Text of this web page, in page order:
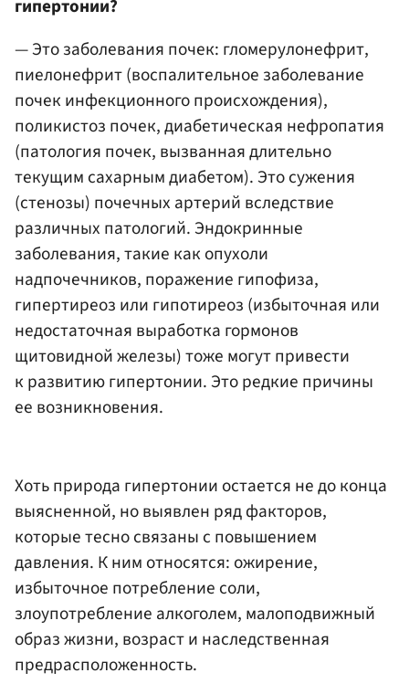
гипертонии?
— Это заболевания почек: гломерулонефрит,
пиелонефрит (воспалительное заболевание
почек инфекционного происхождения),
поликистоз почек, диабетическая нефропатия
(патология почек, вызванная длительно
текущим сахарным диабетом). Это сужения
(стенозы) почечных артерий вследствие
различных патологий. Эндокринные
заболевания, такие как опухоли
надпочечников, поражение гипофиза,
гипертиреоз или гипотиреоз (избыточная или
недостаточная выработка гормонов
щитовидной железы) тоже могут привести
к развитию гипертонии. Это редкие причины
ее возникновения.
Хоть природа гипертонии остается не до конца
выясненной, но выявлен ряд факторов,
которые тесно связаны с повышением
давления. К ним относятся: ожирение,
избыточное потребление соли,
злоупотребление алкоголем, малоподвижный
образ жизни, возраст и наследственная
предрасположенность.